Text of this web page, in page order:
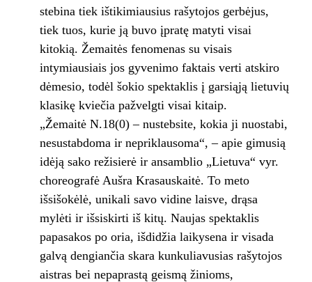
stebina tiek ištikimiausius rašytojos gerbėjus,
tiek tuos, kurie ją buvo įpratę matyti visai
kitokią. Žemaitės fenomenas su visais
intymiausiais jos gyvenimo faktais verti atskiro
dėmesio, todėl šokio spektaklis į garsiąją lietuvių
klasikę kviečia pažvelgti visai kitaip.
„Žemaitė N.18(0) – nustebsite, kokia ji nuostabi,
nesustabdoma ir nepriklausoma“, – apie gimusią
idėją sako režisierė ir ansamblio „Lietuva“ vyr.
choreografė Aušra Krasauskaitė. To meto
išsišokėlė, unikali savo vidine laisve, drąsa
mylėti ir išsiskirti iš kitų. Naujas spektaklis
papasakos po oria, išdidžia laikysena ir visada
galvą dengiančia skara kunkuliavusias rašytojos
aistras bei nepaprastą geismą žinioms,